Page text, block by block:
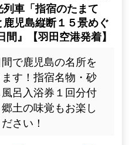
of Medicine c
years, it has als
pets.
spring lover Saig
列車「指宿のたまて
鹿児島縦断１５景めぐ
間』【羽田空港発着】
間で鹿児島の名所を
す！指宿名物・砂
呂入浴券１回分付
郷土の味覚もお楽し
さい！